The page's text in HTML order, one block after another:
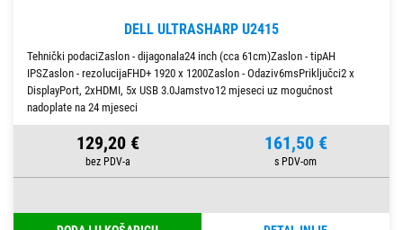
DELL ULTRASHARP U2415
Tehnički podaciZaslon - dijagonala24 inch (cca 61cm)Zaslon - tipAH
IPSZaslon - rezolucijaFHD+ 1920 x 1200Zaslon - Odaziv6msPriključci2 x
DisplayPort, 2xHDMI, 5x USB 3.0Jamstvo12 mjeseci uz mogućnost
nadoplate na 24 mjeseci
129,20 € 161,50 €